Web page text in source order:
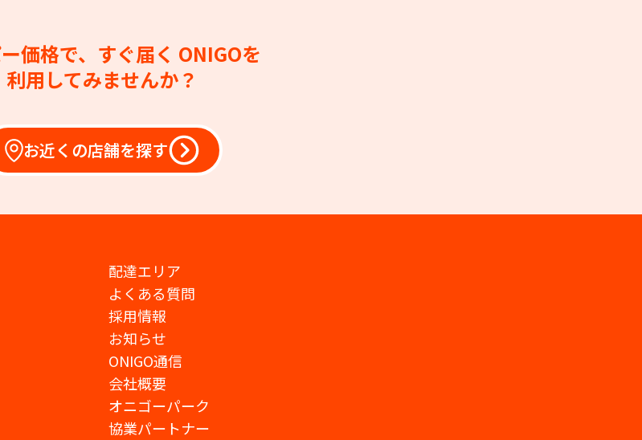
価格で、すぐ届く ONIGOを
利用してみませんか？
お近くの店舗を探す
配達エリア
よくある質問
採用情報
お知らせ
ONIGO通信
会社概要
オニゴーパーク
協業パートナー